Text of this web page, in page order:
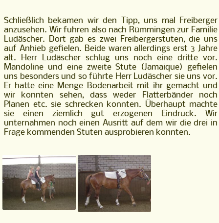
Schließlich bekamen wir den Tipp, uns mal Freiberger
anzusehen. Wir fuhren also nach Rümmingen zur Familie
Ludäscher. Dort gab es zwei Freibergerstuten, die uns
auf Anhieb gefielen. Beide waren allerdings erst 3 Jahre
alt. Herr Ludäscher schlug uns noch eine dritte vor.
Mandoline und eine zweite Stute (Jamaique) gefielen
uns besonders und so führte Herr Ludäscher sie uns vor.
Er hatte eine Menge Bodenarbeit mit ihr gemacht und
wir konnten sehen, dass weder Flatterbänder noch
Planen etc. sie schrecken konnten. Überhaupt machte
sie einen ziemlich gut erzogenen Eindruck. Wir
unternahmen noch einen Ausritt auf dem wir die drei in
Frage kommenden Stuten ausprobieren konnten.